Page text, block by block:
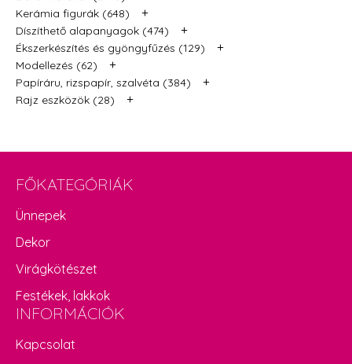
Kerámia figurák (648) +
Díszíthető alapanyagok (474) +
Ékszerkészítés és gyöngyfűzés (129) +
Modellezés (62) +
Papíráru, rizspapír, szalvéta (384) +
Rajz eszközök (28) +
FŐKATEGÓRIÁK
Ünnepek
Dekor
Virágkötészet
Festékek, lakkok
INFORMÁCIÓK
Kapcsolat